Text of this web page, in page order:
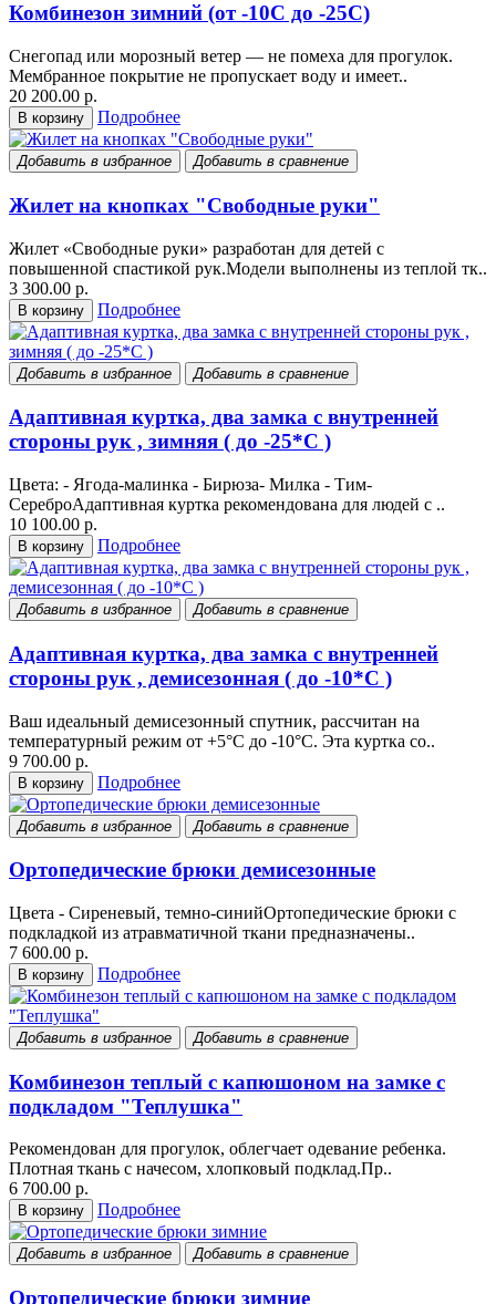
Комбинезон зимний (от -10С до -25С)
Снегопад или морозный ветер — не помеха для прогулок.
Мембранное покрытие не пропускает воду и имеет..
20 200.00 р.
В корзину Подробнее
Добавить в избранное Добавить в сравнение
Жилет на кнопках "Свободные руки"
Жилет «Свободные руки» разработан для детей с
повышенной спастикой рук.Модели выполнены из теплой тк..
3 300.00 р.
В корзину Подробнее
Добавить в избранное Добавить в сравнение
Адаптивная куртка, два замка с внутренней
стороны рук , зимняя ( до -25*С )
Цвета: - Ягода-малинка - Бирюза- Милка - Тим-
СереброАдаптивная куртка рекомендована для людей с ..
10 100.00 р.
В корзину Подробнее
Добавить в избранное Добавить в сравнение
Адаптивная куртка, два замка с внутренней
стороны рук , демисезонная ( до -10*С )
Ваш идеальный демисезонный спутник, рассчитан на
температурный режим от +5°C до -10°C. Эта куртка со..
9 700.00 р.
В корзину Подробнее
Добавить в избранное Добавить в сравнение
Ортопедические брюки демисезонные
Цвета - Сиреневый, темно-синийОртопедические брюки с
подкладкой из атравматичной ткани предназначены..
7 600.00 р.
В корзину Подробнее
Добавить в избранное Добавить в сравнение
Комбинезон теплый с капюшоном на замке с
подкладом "Теплушка"
Рекомендован для прогулок, облегчает одевание ребенка.
Плотная ткань с начесом, хлопковый подклад.Пр..
6 700.00 р.
В корзину Подробнее
Добавить в избранное Добавить в сравнение
Ортопедические брюки зимние